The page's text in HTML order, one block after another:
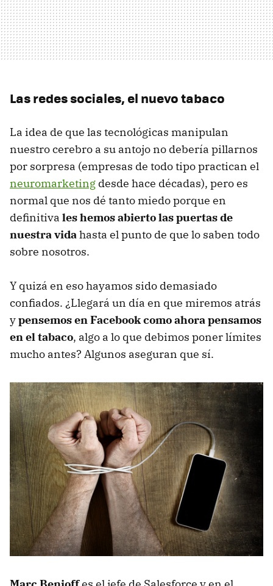
Las redes sociales, el nuevo tabaco
La idea de que las tecnológicas manipulan
nuestro cerebro a su antojo no debería pillarnos
por sorpresa (empresas de todo tipo practican el
neuromarketing desde hace décadas), pero es
normal que nos dé tanto miedo porque en
definitiva les hemos abierto las puertas de
nuestra vida hasta el punto de que lo saben todo
sobre nosotros.
Y quizá en eso hayamos sido demasiado
confiados. ¿Llegará un día en que miremos atrás
ypensemos en Facebook como ahora pensamos
en el tabaco, algo a lo que debimos poner límites
mucho antes? Algunos aseguran que sí.